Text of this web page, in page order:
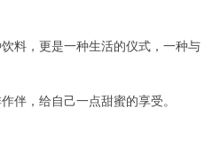
，更是一种生活的仪式，一种与
，给自己一点甜蜜的享受。